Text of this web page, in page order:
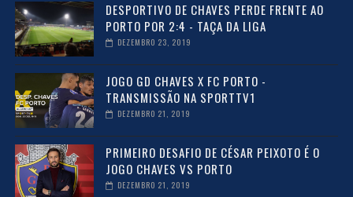
DESPORTIVO DE CHAVES PERDE FRENTE AO
PORTO POR 2:4 - TAÇA DA LIGA
DEZEMBRO 23, 2019
JOGO GD CHAVES X FC PORTO -
TRANSMISSÃO NA SPORTTV1
DEZEMBRO 21, 2019
PRIMEIRO DESAFIO DE CÉSAR PEIXOTO É O
JOGO CHAVES VS PORTO
DEZEMBRO 21, 2019